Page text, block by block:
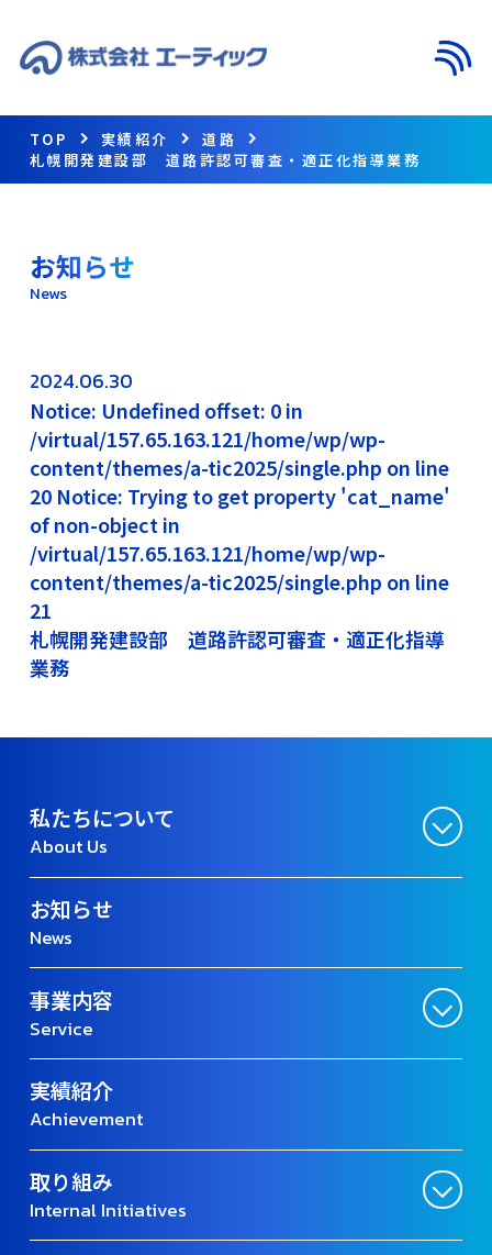
TOP 実績紹介
道路
札幌開発建設部 道路許認可審査・適正化指導業務
お知らせ
News
2024.06.30
Notice: Undefined offset: 0 in
/virtual/157.65.163.121/home/wp/wp-
content/themes/a-tic2025/single.php on line
20 Notice: Trying to get property 'cat_name'
of non-object in
/virtual/157.65.163.121/home/wp/wp-
content/themes/a-tic2025/single.php on line
21
札幌開発建設部 道路許認可審査・適正化指導
業務
私たちについて
About Us
お知らせ
News
事業内容
Service
実績紹介
Achievement
取り組み
Internal Initiatives